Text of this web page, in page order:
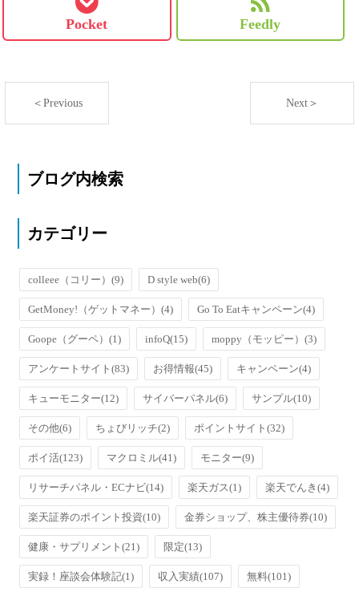
Pocket Feedly
＜Previous Next＞
ブログ内検索
カテゴリー
colleee（コリー）(9) D style web(6)
GetMoney!（ゲットマネー）(4) Go To Eatキャンペーン(4)
Goope（グーペ）(1) infoQ(15) moppy（モッピー）(3)
アンケートサイト(83) お得情報(45) キャンペーン(4)
キューモニター(12) サイバーパネル(6) サンプル(10)
その他(6) ちょびリッチ(2) ポイントサイト(32)
ポイ活(123) マクロミル(41) モニター(9)
リサーチパネル・ECナビ(14) 楽天ガス(1) 楽天でんき(4)
楽天証券のポイント投資(10) 金券ショップ、株主優待券(10)
健康・サプリメント(21) 限定(13)
実録！座談会体験記(1) 収入実績(107) 無料(101)